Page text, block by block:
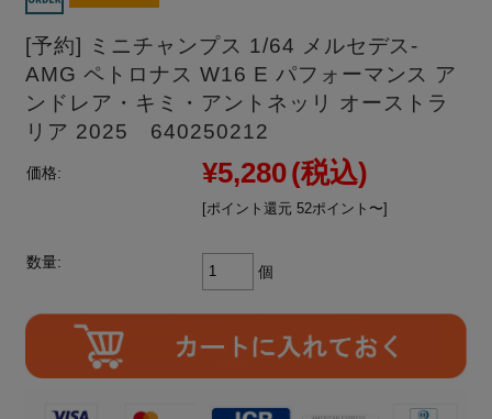
[予約] ミニチャンプス 1/64 メルセデス-
AMG ペトロナス W16 E パフォーマンス ア
ンドレア・キミ・アントネッリ オーストラ
リア 2025 640250212
価格: ¥5,280(税込)
[ポイント還元 52ポイント〜]
数量:
個